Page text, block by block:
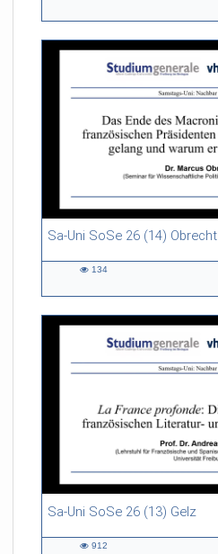
Sa-Uni SoSe 26 (14) Obrecht
46:53 duration
134
Sa-Uni SoSe 26 (13) Gelz
55:13 duration
912